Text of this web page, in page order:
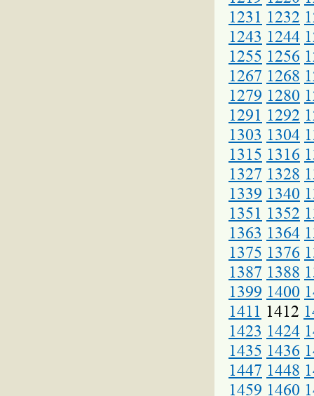
1231 1232
1243 1244
1255 1256
1267 1268
1279 1280
1291 1292
1303 1304
1315 1316
1327 1328
1339 1340
1351 1352
1363 1364
1375 1376
1387 1388
1399 1400
1411 1412
1423 1424
1435 1436
1447 1448
1459 1460